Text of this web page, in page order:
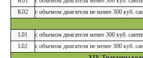
K02
с объемом двигателя не менее 300 куб.
L01
с объемом двигателя менее 300 куб.
L02
с объемом двигателя не менее 300 куб.